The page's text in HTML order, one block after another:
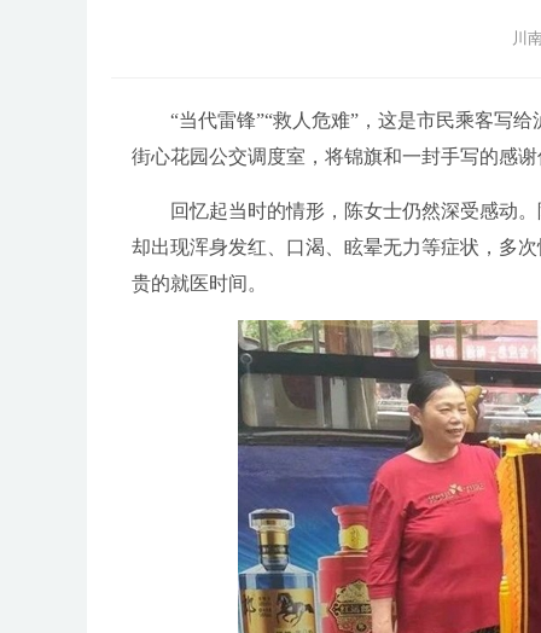
川
“当代雷锋”“救人危难”，这是市民乘客写给
街心花园公交调度室，将锦旗和一封手写的感
回忆起当时的情形，陈女士仍然深受感动。
却出现浑身发红、口渴、眩晕无力等症状，多
贵的就医时间。